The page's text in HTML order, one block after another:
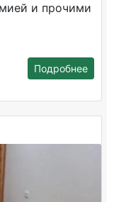
и прочими
Подробнее